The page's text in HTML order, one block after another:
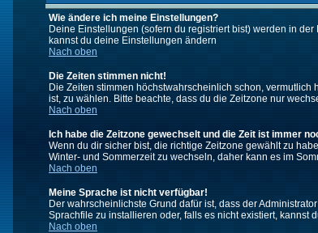
Wie ändere ich meine Einstellungen?
Deine Einstellungen (sofern du registriert bist) werden in
kannst du deine Einstellungen ändern
Nach oben
Die Zeiten stimmen nicht!
Die Zeiten stimmen höchstwahrscheinlich schon,
ist, zu wählen. Bitte beachte, dass du die Zeitzone nur
Nach oben
Ich habe die Zeitzone gewechselt und die Zeit ist immer
Wenn du dir sicher bist, die richtige Zeitzone gewählt zu
Winter- und Sommerzeit zu wechseln, daher kann es im
Nach oben
Meine Sprache ist nicht verfügbar!
Der wahrscheinlichste Grund dafür ist, dass der
Sprachfile zu installieren oder, falls es nicht existiert, kannst
Nach oben